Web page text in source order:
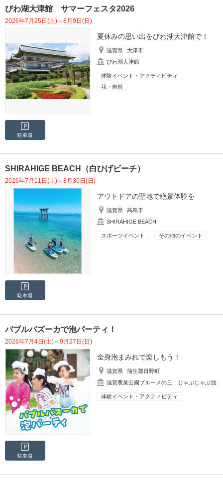
びわ湖大津館 サマーフェスタ2026
2026年7月25日(土)～8月9日(日)
夏休みの思い出をびわ湖大津館で！
滋賀県
大津市
びわ湖大津館
体験イベント・アクティビティ
花・自然
駐車場
SHIRAHIGE BEACH（白ひげビーチ）
2026年7月11日(土)～8月30日(日)
アウトドアの聖地で絶景体験を
滋賀県
高島市
SHIRAHIGE BEACH
スポーツイベント その他のイベント
駐車場
バブルバズーカで泡パーティ！
2026年7月4日(土)～9月27日(日)
全身泡まみれで楽しもう！
滋賀県
蒲生郡日野町
滋賀農業公園ブルーメの丘 じゃぶじゃぶ池
体験イベント・アクティビティ
駐車場